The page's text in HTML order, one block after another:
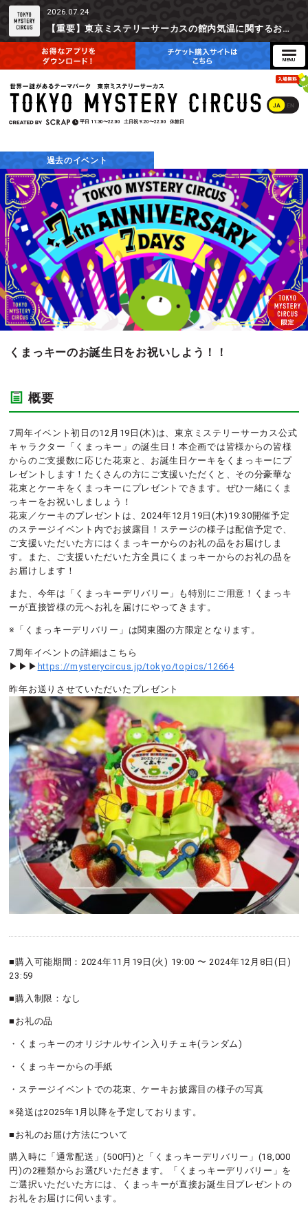
2026.07.24
【重要】東京ミステリーサーカスの館内気温に関するお詫びとご参加辞退時の返金対応について
JA EN
平日 11:30〜22:00 土日祝 9:20〜22:00 休館日
過去のイベント
くまっキーのお誕生日をお祝いしよう！！
概要
7周年イベント初日の12月19日(木)は、東京ミステリーサーカス公式
キャラクター「くまっキー」の誕生日！本企画では皆様からの皆様
からのご支援数に応じた花束と、お誕生日ケーキをくまっキーにプ
レゼントします！たくさんの方にご支援いただくと、その分豪華な
花束とケーキをくまっキーにプレゼントできます。ぜひ一緒にくま
っキーをお祝いしましょう！
花束／ケーキのプレゼントは、2024年12月19日(木)19:30開催予定
のステージイベント内でお披露目！ステージの様子は配信予定で、
ご支援いただいた方にはくまっキーからのお礼の品をお届けしま
す。また、ご支援いただいた方全員にくまっキーからのお礼の品を
お届けします！
また、今年は「くまっキーデリバリー」も特別にご用意！ くまっキ
ーが直接皆様の元へお礼を届けにやってきます。
※「くまっキーデリバリー」は関東圏の方限定となります。
7周年イベントの詳細はこちら
▶︎▶︎▶︎ https://mysterycircus.jp/tokyo/topics/12664
昨年お送りさせていただいたプレゼント
■購入可能期間：2024年11月19日(火) 19:00 〜 2024年12月8日(日)
23:59
■購入制限：なし
■お礼の品
・くまっキーのオリジナルサイン入りチェキ(ランダム)
・くまっキーからの手紙
・ステージイベントでの花束、ケーキお披露目の様子の写真
※発送は2025年1月以降を予定しております。
■お礼のお届け方法について
購入時に「通常配送」(500円)と「くまっキーデリバリー」(18,000
円)の2種類からお選びいただきます。「くまっキーデリバリー」を
ご選択いただいた方には、くまっキーが直接お誕生日プレゼントの
お礼をお届けに伺います。